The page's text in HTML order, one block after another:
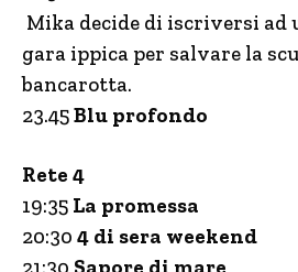
Mika decide di iscriversi ad
gara ippica per salvare la
bancarotta.
23.45Blu profondo
Rete 4
19:35 La promessa
20:30 4 di sera weekend